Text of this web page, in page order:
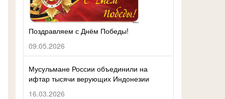
Поздравляем с Днём Победы!
09.05.2026
Мусульмане России объединили на
ифтар тысячи верующих Индонезии
16.03.2026